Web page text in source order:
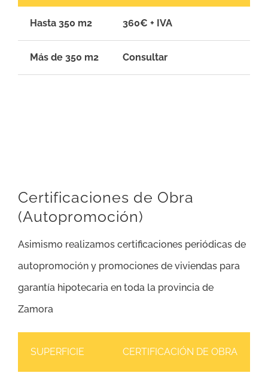
Hasta 350 m2 360€ + IVA
Más de 350 m2 Consultar
Certificaciones de Obra
(Autopromoción)
Asimismo realizamos certificaciones periódicas de
autopromoción y promociones de viviendas para
garantía hipotecaria en toda la provincia de
Zamora
SUPERFICIE CERTIFICACIÓN DE OBRA